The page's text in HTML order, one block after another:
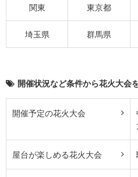
関東 東京都
埼玉県 群馬県
開催状況など条件から花火大会
開催予定の花火大会
屋台が楽しめる花火大会